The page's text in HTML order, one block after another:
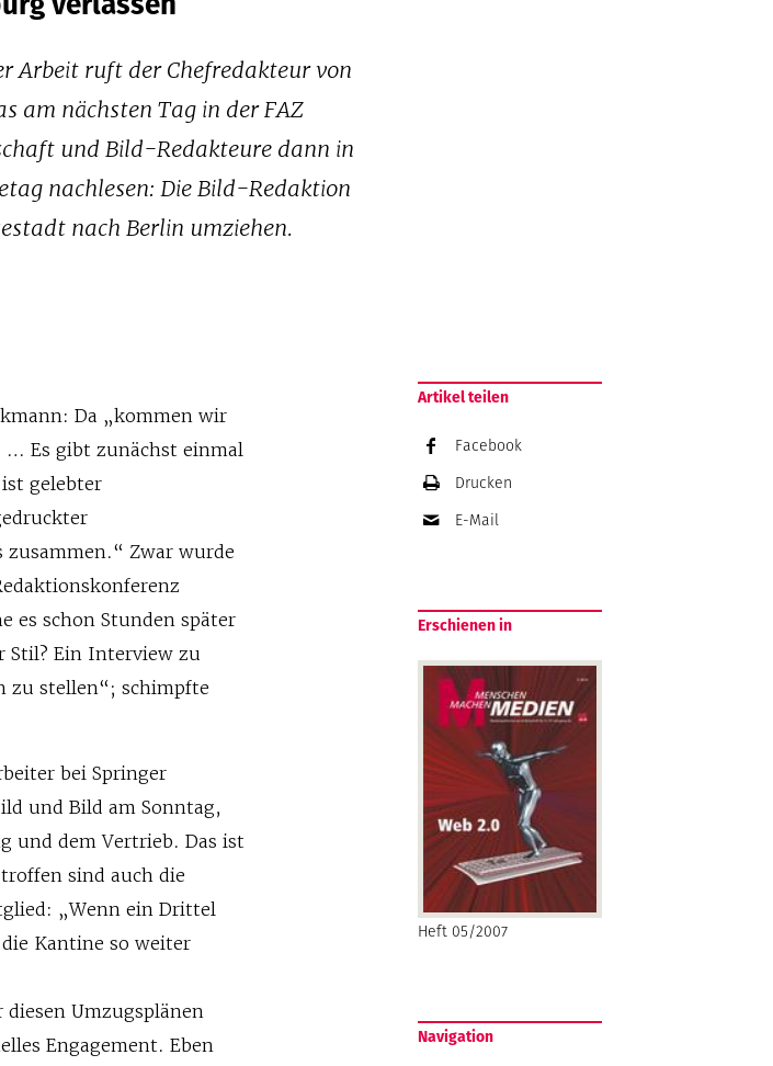
Arbeit ruft der Chefredakteur von
am nächsten Tag in der FAZ
und Bild-Redakteure dann in
nachlesen: Die Bild-Redaktion
nach Berlin umziehen.
Da „kommen wir
… Es gibt zunächst einmal
gelebter
Zwar wurde
es schon Stunden später
Stil? Ein Interview zu
zu stellen“; schimpfte
bei Springer
und Bild am Sonntag,
und dem Vertrieb. Das ist
sind auch die
„Wenn ein Drittel
Kantine so weiter
Umzugsplänen
Engagement. Eben
Artikel teilen
Facebook
Drucken
E-Mail
Erschienen in
Heft 05/2007
Navigation